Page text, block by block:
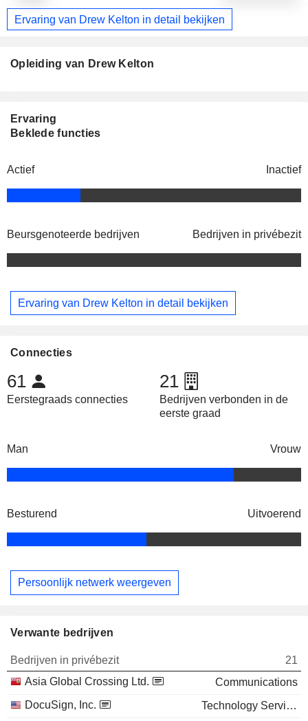
Ervaring van Drew Kelton in detail bekijken
Opleiding van Drew Kelton
Ervaring
Beklede functies
Actief Inactief
Beursgenoteerde bedrijven Bedrijven in privébezit
Ervaring van Drew Kelton in detail bekijken
Connecties
61
Eerstegraads connecties
21
Bedrijven verbonden in de
eerste graad
Man Vrouw
Besturend Uitvoerend
Persoonlijk netwerk weergeven
Verwante bedrijven
Bedrijven in privébezit
21
Asia Global Crossing Ltd.
Communications
DocuSign, Inc.
Technology Services